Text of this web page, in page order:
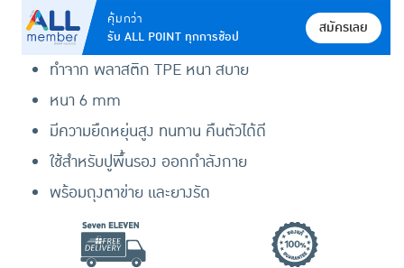
คุ้มกว่า
รับ ALL POINT ทุกการช้อป
สมัครเลย
ทำจาก พลาสติก TPE หนา สบาย
หนา 6 mm
มีความยืดหยุ่นสูง ทนทาน คืนตัวได้ดี
ใช้สำหรับปูพื้นรอง ออกกำลังกาย
พร้อมถุงตาข่าย และยางรัด